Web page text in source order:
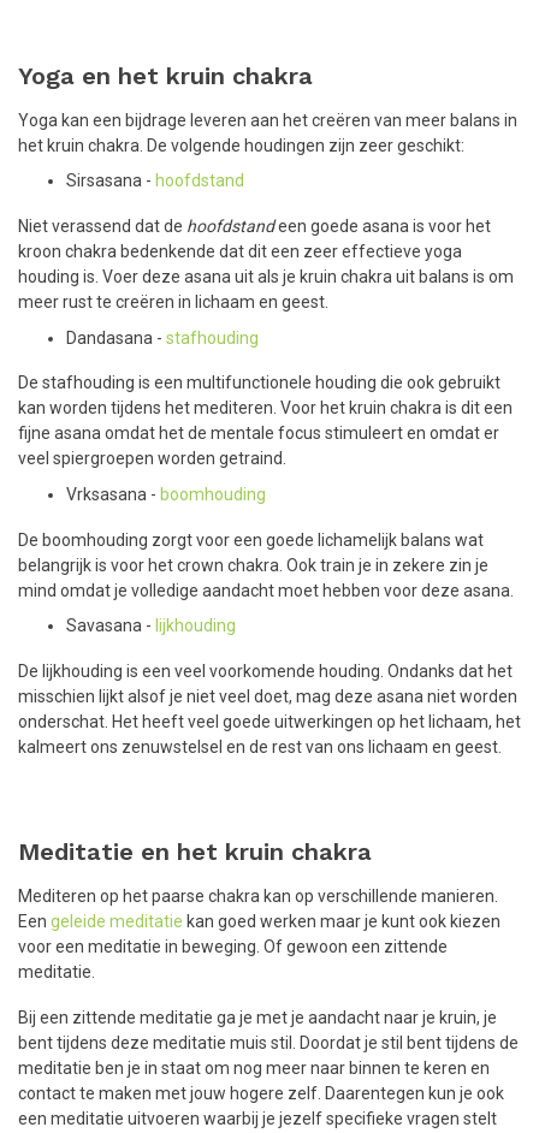
Yoga en het kruin chakra
Yoga kan een bijdrage leveren aan het creëren van meer balans in
het kruin chakra. De volgende houdingen zijn zeer geschikt:
Sirsasana - hoofdstand
Niet verassend dat de hoofdstandeen goede asana is voor het
kroon chakra bedenkende dat dit een zeer effectieve yoga
houding is. Voer deze asana uit als je kruin chakra uit balans is om
meer rust te creëren in lichaam en geest.
Dandasana - stafhouding
De stafhouding is een multifunctionele houding die ook gebruikt
kan worden tijdens het mediteren. Voor het kruin chakra is dit een
fijne asana omdat het de mentale focus stimuleert en omdat er
veel spiergroepen worden getraind.
Vrksasana - boomhouding
De boomhouding zorgt voor een goede lichamelijk balans wat
belangrijk is voor het crown chakra. Ook train je in zekere zin je
mind omdat je volledige aandacht moet hebben voor deze asana.
Savasana - lijkhouding
De lijkhouding is een veel voorkomende houding. Ondanks dat het
misschien lijkt alsof je niet veel doet, mag deze asana niet worden
onderschat. Het heeft veel goede uitwerkingen op het lichaam, het
kalmeert ons zenuwstelsel en de rest van ons lichaam en geest.
Meditatie en het kruin chakra
Mediteren op het paarse chakra kan op verschillende manieren.
Een geleide meditatie kan goed werken maar je kunt ook kiezen
voor een meditatie in beweging. Of gewoon een zittende
meditatie.
Bij een zittende meditatie ga je met je aandacht naar je kruin, je
bent tijdens deze meditatie muis stil. Doordat je stil bent tijdens de
meditatie ben je in staat om nog meer naar binnen te keren en
contact te maken met jouw hogere zelf. Daarentegen kun je ook
een meditatie uitvoeren waarbij je jezelf specifieke vragen stelt